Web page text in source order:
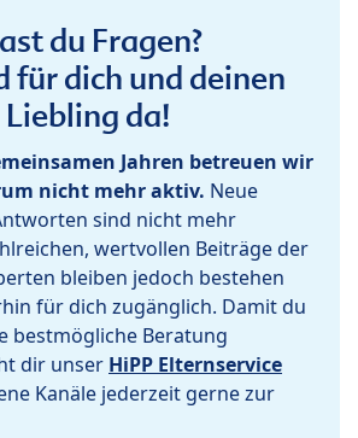
du Fragen?
für dich und deinen
Liebling da!
Jahren betreuen wir
nicht mehr aktiv. Neue
sind nicht mehr
wertvollen Beiträge der
bleiben jedoch bestehen
für dich zugänglich. Damit du
bestmögliche Beratung
dir unser HiPP Elternservice
Kanäle jederzeit gerne zur